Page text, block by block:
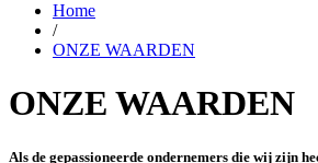
Home
/
ONZE WAARDEN
ONZE WAARDEN
Als de gepassioneerde ondernemers die wij zijn